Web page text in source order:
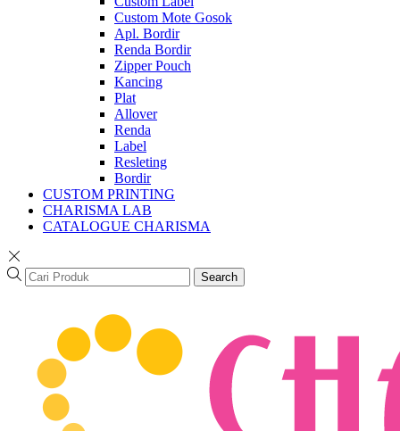
Custom Mote Gosok
Apl. Bordir
Renda Bordir
Zipper Pouch
Kancing
Plat
Allover
Renda
Label
Resleting
Bordir
CUSTOM PRINTING
CHARISMA LAB
CATALOGUE CHARISMA
Search